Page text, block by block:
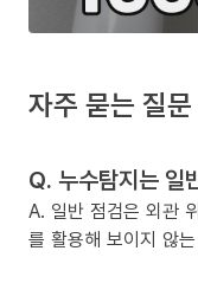
자주 묻는 질문
Q. 누수탐지는 일
A. 일반 점검은 외관
를 활용해 보이지 않